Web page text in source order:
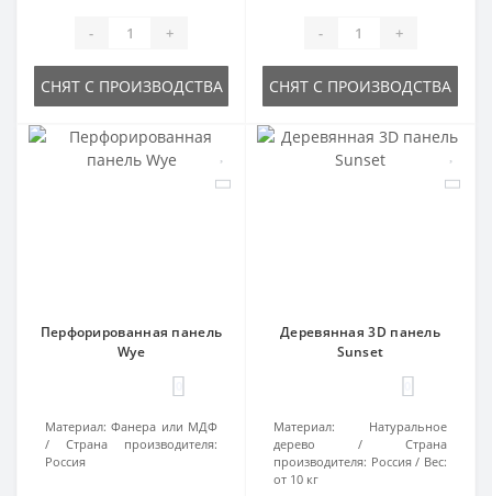
- +
СНЯТ С ПРОИЗВОДСТВА
- +
СНЯТ С ПРОИЗВОДСТВА
Перфорированная панель
Wye
Материал: Фанера или МДФ
Страна производителя:
Россия
Деревянная 3D панель
Sunset
Материал:
Натуральное
дерево
Страна
производителя: Россия
Вес:
от 10 кг